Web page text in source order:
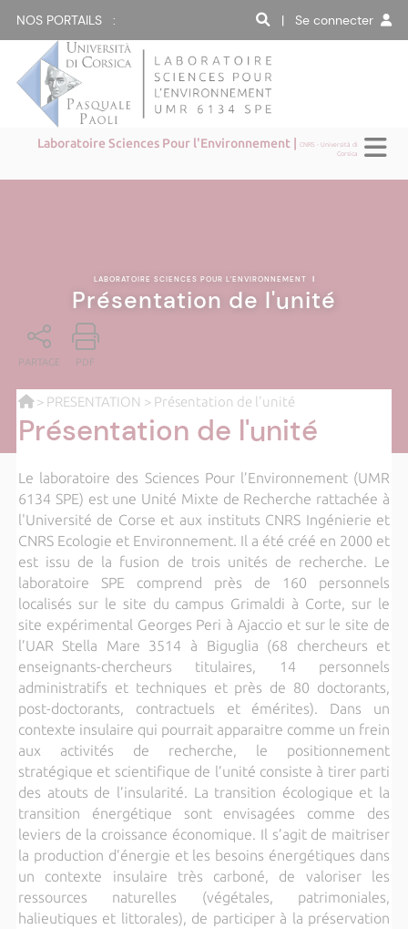
NOS PORTAILS : | Se connecter
Laboratoire Sciences Pour l'Environnement |CNRS - Università di
Corsica
LABORATOIRE SCIENCES POUR L'ENVIRONNEMENT |
Présentation de l'unité
PARTAGE PDF
> PRESENTATION > Présentation de l'unité
Présentation de l'unité
Le laboratoire des Sciences Pour l’Environnement (UMR
6134 SPE) est une Unité Mixte de Recherche rattachée à
l'Université de Corse et aux instituts CNRS Ingénierie et
CNRS Ecologie et Environnement. Il a été créé en 2000 et
est issu de la fusion de trois unités de recherche. Le
laboratoire SPE comprend près de 160 personnels
localisés sur le site du campus Grimaldi à Corte, sur le
site expérimental Georges Peri à Ajaccio et sur le site de
l’UAR Stella Mare 3514 à Biguglia (68 chercheurs et
enseignants-chercheurs titulaires, 14 personnels
administratifs et techniques et près de 80 doctorants,
post-doctorants, contractuels et émérites). Dans un
contexte insulaire qui pourrait apparaitre comme un frein
aux activités de recherche, le positionnement
stratégique et scientifique de l’unité consiste à tirer parti
des atouts de l’insularité. La transition écologique et la
transition énergétique sont envisagées comme des
leviers de la croissance économique. Il s’agit de maitriser
la production d’énergie et les besoins énergétiques dans
un contexte insulaire très carboné, de valoriser les
ressources naturelles (végétales, patrimoniales,
halieutiques et littorales), de participer à la préservation